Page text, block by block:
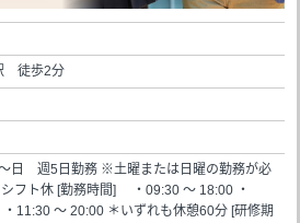
徒歩2分
日 週5日勤務 ※土曜または日曜の勤務が必
フト休 [勤務時間] ・09:30 ～ 18:00 ・
11:30 ～ 20:00 ＊いずれも休憩60分 [研修期